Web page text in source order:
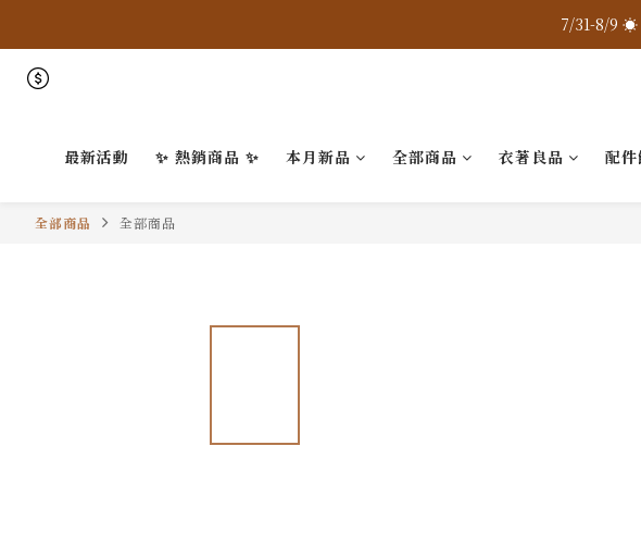
7/31-8/9 ☀️
7/31-8/9 ☀️
7/31-8/9 ☀️
最新活動 ✨ 熱銷商品 ✨ 本月新品 全部商品 衣著良品 配
全部商品 全部商品